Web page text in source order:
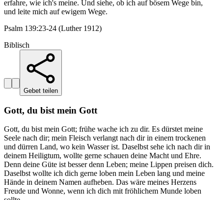
erfahre, wie ich's meine. Und siehe, ob ich auf bösem Wege bin,
und leite mich auf ewigem Wege.
Psalm 139:23-24 (Luther 1912)
Biblisch
Gebet teilen
Gott, du bist mein Gott
Gott, du bist mein Gott; frühe wache ich zu dir. Es dürstet meine
Seele nach dir; mein Fleisch verlangt nach dir in einem trockenen
und dürren Land, wo kein Wasser ist. Daselbst sehe ich nach dir in
deinem Heiligtum, wollte gerne schauen deine Macht und Ehre.
Denn deine Güte ist besser denn Leben; meine Lippen preisen dich.
Daselbst wollte ich dich gerne loben mein Leben lang und meine
Hände in deinem Namen aufheben. Das wäre meines Herzens
Freude und Wonne, wenn ich dich mit fröhlichem Munde loben